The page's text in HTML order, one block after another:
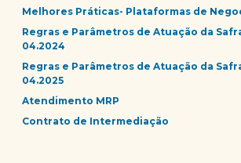
Melhores Práticas- Plataformas de
Regras e Parâmetros de Atuação da
04.2024
Regras e Parâmetros de Atuação da
04.2025
Atendimento MRP
Contrato de Intermediação